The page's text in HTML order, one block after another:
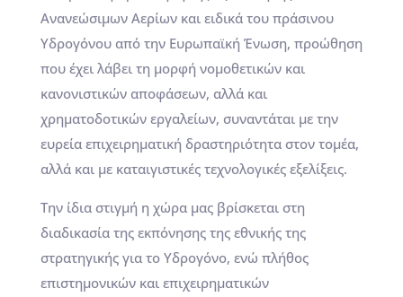
Ανανεώσιμων Αερίων και ειδικά του πράσινου
Υδρογόνου από την Ευρωπαϊκή Ένωση, προώθηση
που έχει λάβει τη μορφή νομοθετικών και
κανονιστικών αποφάσεων, αλλά και
χρηματοδοτικών εργαλείων, συναντάται με την
ευρεία επιχειρηματική δραστηριότητα στον τομέα,
αλλά και με καταιγιστικές τεχνολογικές εξελίξεις.
Την ίδια στιγμή η χώρα μας βρίσκεται στη
διαδικασία της εκπόνησης της εθνικής της
στρατηγικής για το Υδρογόνο, ενώ πλήθος
επιστημονικών και επιχειρηματικών